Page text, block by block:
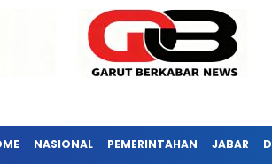
NASIONAL PEMERINTAHAN JABAR